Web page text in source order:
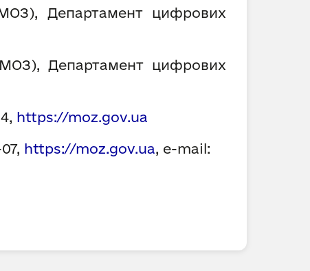
Департамент цифрових
Департамент цифрових
https://moz.gov.ua
https://moz.gov.ua, e-mail: